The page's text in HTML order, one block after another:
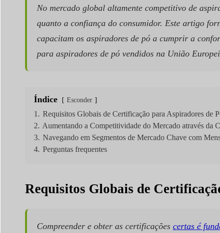
No mercado global altamente competitivo de
quanto a confiança do consumidor. Este artigo
capacitam os aspiradores de pó a cumprir a
para aspiradores de pó vendidos na União
Índice Esconder
1. Requisitos Globais de Certificação para Aspiradores de
2. Aumentando a Competitividade do Mercado através da
3. Navegando em Segmentos de Mercado Chave com
4. Perguntas frequentes
Requisitos Globais de
Compreender e obter as certificações certas é